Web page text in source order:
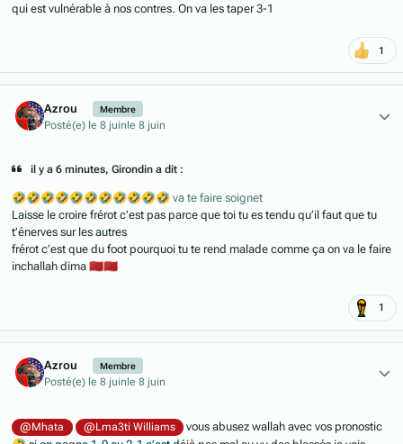
qui est vulnérable à nos contres. On va les taper 3-1
1
Azrou Membre
Posté(e) le 8 juinle 8 juin
il y a 6 minutes, Girondin a dit :
🤣🤣🤣🤣🤣🤣🤣🤣🤣🤣🤣 va te faire soignet
Laisse le croire frérot c’est pas parce que toi tu es tendu qu’il faut que tu
t’énerves sur les autres
frérot c’est que du foot pourquoi tu te rend malade comme ça on va le faire
inchallah dima 🇲🇦🇲🇦
1
Azrou Membre
Posté(e) le 8 juinle 8 juin
@Mhata @Lma3ti Williams
vous abusez wallah avec vos pronostic